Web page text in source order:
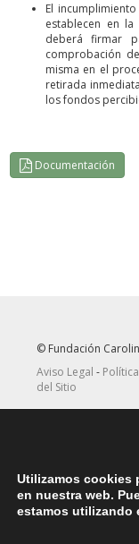
El
establecen en
deberá firmar
comprobación
misma en el
retirada
los fondos
Documentación
© Fundación
Aviso Legal -
del Sitio
ASOCIACIONES
Contacta con la
Utilizamos cookies
en nuestra web.
estamos utilizando